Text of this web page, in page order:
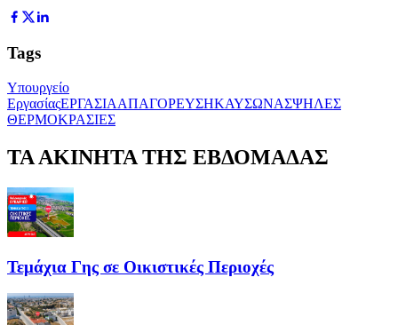
Tags
Υπουργείο
ΕργασίαςΕΡΓΑΣΙΑΑΠΑΓΟΡΕΥΣΗΚΑΥΣΩΝΑΣΨΗΛΕΣ
ΘΕΡΜΟΚΡΑΣΙΕΣ
ΤΑ ΑΚΙΝΗΤΑ ΤΗΣ ΕΒΔΟΜΑΔΑΣ
Τεμάχια Γης σε Οικιστικές Περιοχές